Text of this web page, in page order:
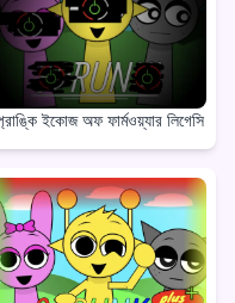
ইকোজ অফ ফার্মওয়্যার লিগেসি